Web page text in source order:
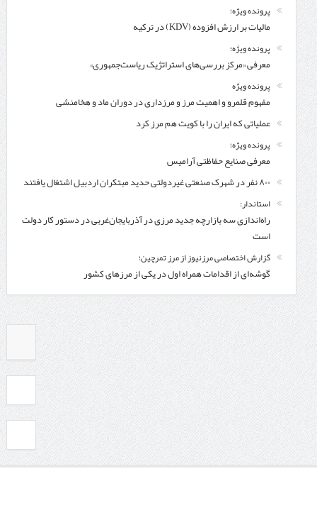
پرونده ویژه؛
مالیات بر ارزش افزوده (KDV) در ترکیه
پرونده ویژه؛
معرفی «مرکز بررسی‌های استراتژیک ریاست‌جمهوری»
پرونده ویژه
مفهوم قلمرو و اهمیت مرز و مرزداری در دوران ماد و هخامنشی
عملیاتی که ایران را با کویت هم مرز کرد
پرونده ویژه؛
معرفی صنایع حفاظتی آرامیس
۸۰۰ نفر در شهرک صنعتی غیردولتی حدید مبتکران اردبیل اشتغال یافتند
استاندار:
راه‌اندازی سه بازارچه جدید مرزی در آذربایجان‌غربی در دستور کار دولت
است
گزارش اختصاصی مرزنیوز از مرز تمرچین؛
گوشه‌ای از اقدامات همراه اول در یکی از مرزهای کشور